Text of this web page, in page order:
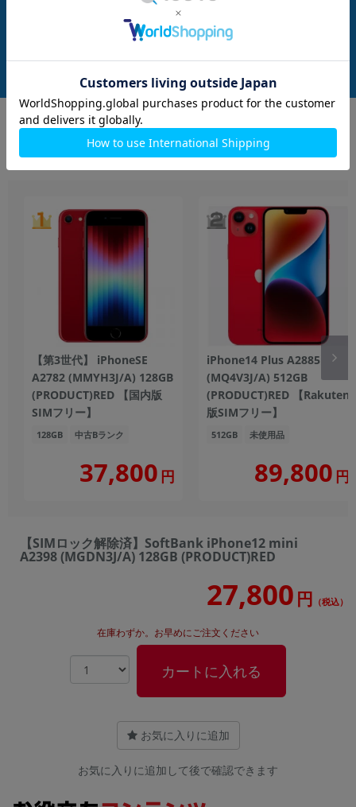
発売日：2020/11
付属品: 本体のみ
27,800 (税込)
iPhone もっと見る
【第3世代】 iPhoneSE
A2782 (MMYH3J/A) 128GB
(PRODUCT)RED 【国内版
SIMフリー】
128GB 中古Bランク
37,800 円
iPhone14 Plus A2885
(MQ4V3J/A) 512GB
(PRODUCT)RED 【Rakuten
版SIMフリー】
512GB 未使用品
89,800 円
【SIMロック解除済】SoftBank iPhone12 mini
A2398 (MGDN3J/A) 128GB (PRODUCT)RED
27,800 円 （税込）
在庫わずか。お早めにご注文ください
カートに入れる
お気に入りに追加
お気に入りに追加して後で確認できます